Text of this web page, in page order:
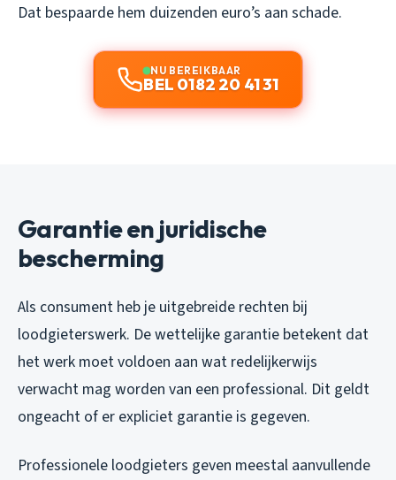
Dat bespaarde hem duizenden euro’s aan schade.
NU BEREIKBAAR
BEL 0182 20 41 31
Garantie en juridische
bescherming
Als consument heb je uitgebreide rechten bij
loodgieterswerk. De wettelijke garantie betekent dat
het werk moet voldoen aan wat redelijkerwijs
verwacht mag worden van een professional. Dit geldt
ongeacht of er expliciet garantie is gegeven.
Professionele loodgieters geven meestal aanvullende